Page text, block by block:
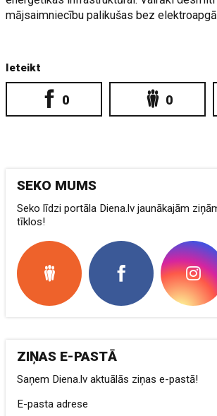
mājsaimniecību palikušas bez
Ieteikt
0 0
SEKO MUMS
Seko līdzi portāla Diena.lv jaunākajām
tīklos!
ZIŅAS E-PASTĀ
Saņem Diena.lv aktuālās ziņas e-pastā!
E-pasta adrese